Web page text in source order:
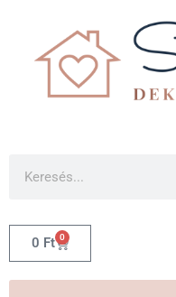
0 Ft 0